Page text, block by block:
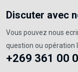
Discuter avec
Vous pouvez nous
question ou opération
+269 361 00